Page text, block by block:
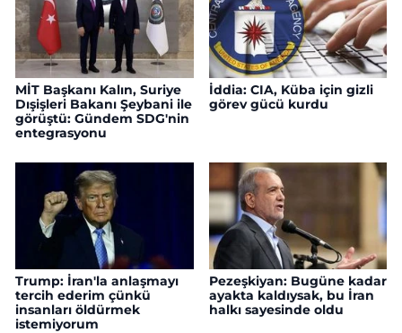
MİT Başkanı Kalın, Suriye
Dışişleri Bakanı Şeybani ile
görüştü: Gündem SDG'nin
entegrasyonu
İddia: CIA, Küba için gizli
görev gücü kurdu
Trump: İran'la anlaşmayı
tercih ederim çünkü
insanları öldürmek
istemiyorum
Pezeşkiyan: Bugüne kadar
ayakta kaldıysak, bu İran
halkı sayesinde oldu